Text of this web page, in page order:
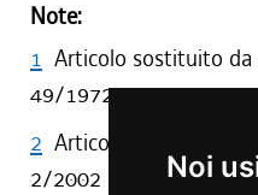
Noi
Note:
1 Articolo sostituito da
49/1972
2 Articolo abrogato
2/2002